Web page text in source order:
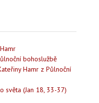
bohoslužbě
Hamr z Půlnoční
světa (Jan 18, 33-37)